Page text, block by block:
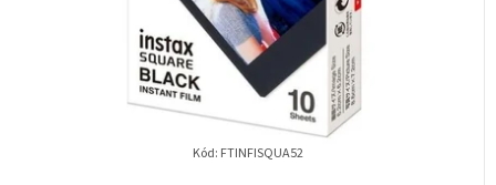
Kód: FTINFISQUA52